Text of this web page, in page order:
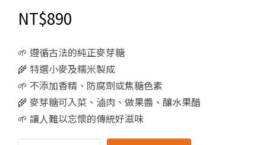
NT$890
🌱 遵循古法的純正麥芽糖
🌾 特選小麥及糯米製成
🌱 不添加香精、防腐劑或焦糖色素
🌾 麥芽糖可入菜、滷肉、做果醬、釀水果醋
🌱 讓人難以忘懷的傳統好滋味